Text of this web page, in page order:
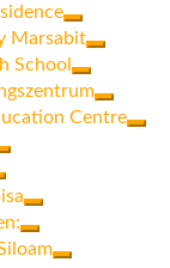
Marsabit
School
Centre